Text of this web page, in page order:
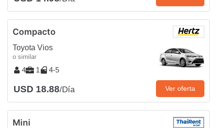
Compacto
Toyota Vios
o similar
4 1 4-5
USD 18.88/Día Ver oferta
Mini